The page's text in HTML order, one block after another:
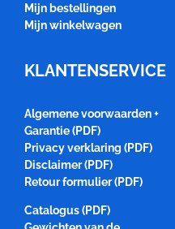
Mijn bestellingen
Mijn winkelwagen
KLANTENSERVICE
Algemene voorwaarden +
Garantie (PDF)
Privacy verklaring (PDF)
Disclaimer (PDF)
Retour formulier (PDF)
Catalogus (PDF)